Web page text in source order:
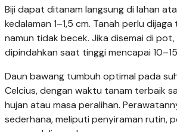
Biji dapat ditanam langsung di lahan
kedalaman 1–1,5 cm. Tanah perlu
namun tidak becek. Jika disemai di
dipindahkan saat tinggi mencapai
Daun bawang tumbuh optimal pada
Celcius, dengan waktu tanam terbaik
hujan atau masa peralihan.
sederhana, meliputi penyiraman rutin,